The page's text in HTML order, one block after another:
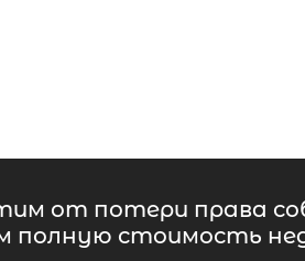
от потери права
полную стоимость